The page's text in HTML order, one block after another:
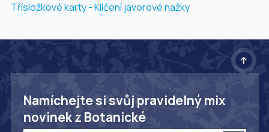
Třísložkové karty - Klíčení javorové nažky
Namíchejte si svůj pravidelný mix
novinek z Botanické